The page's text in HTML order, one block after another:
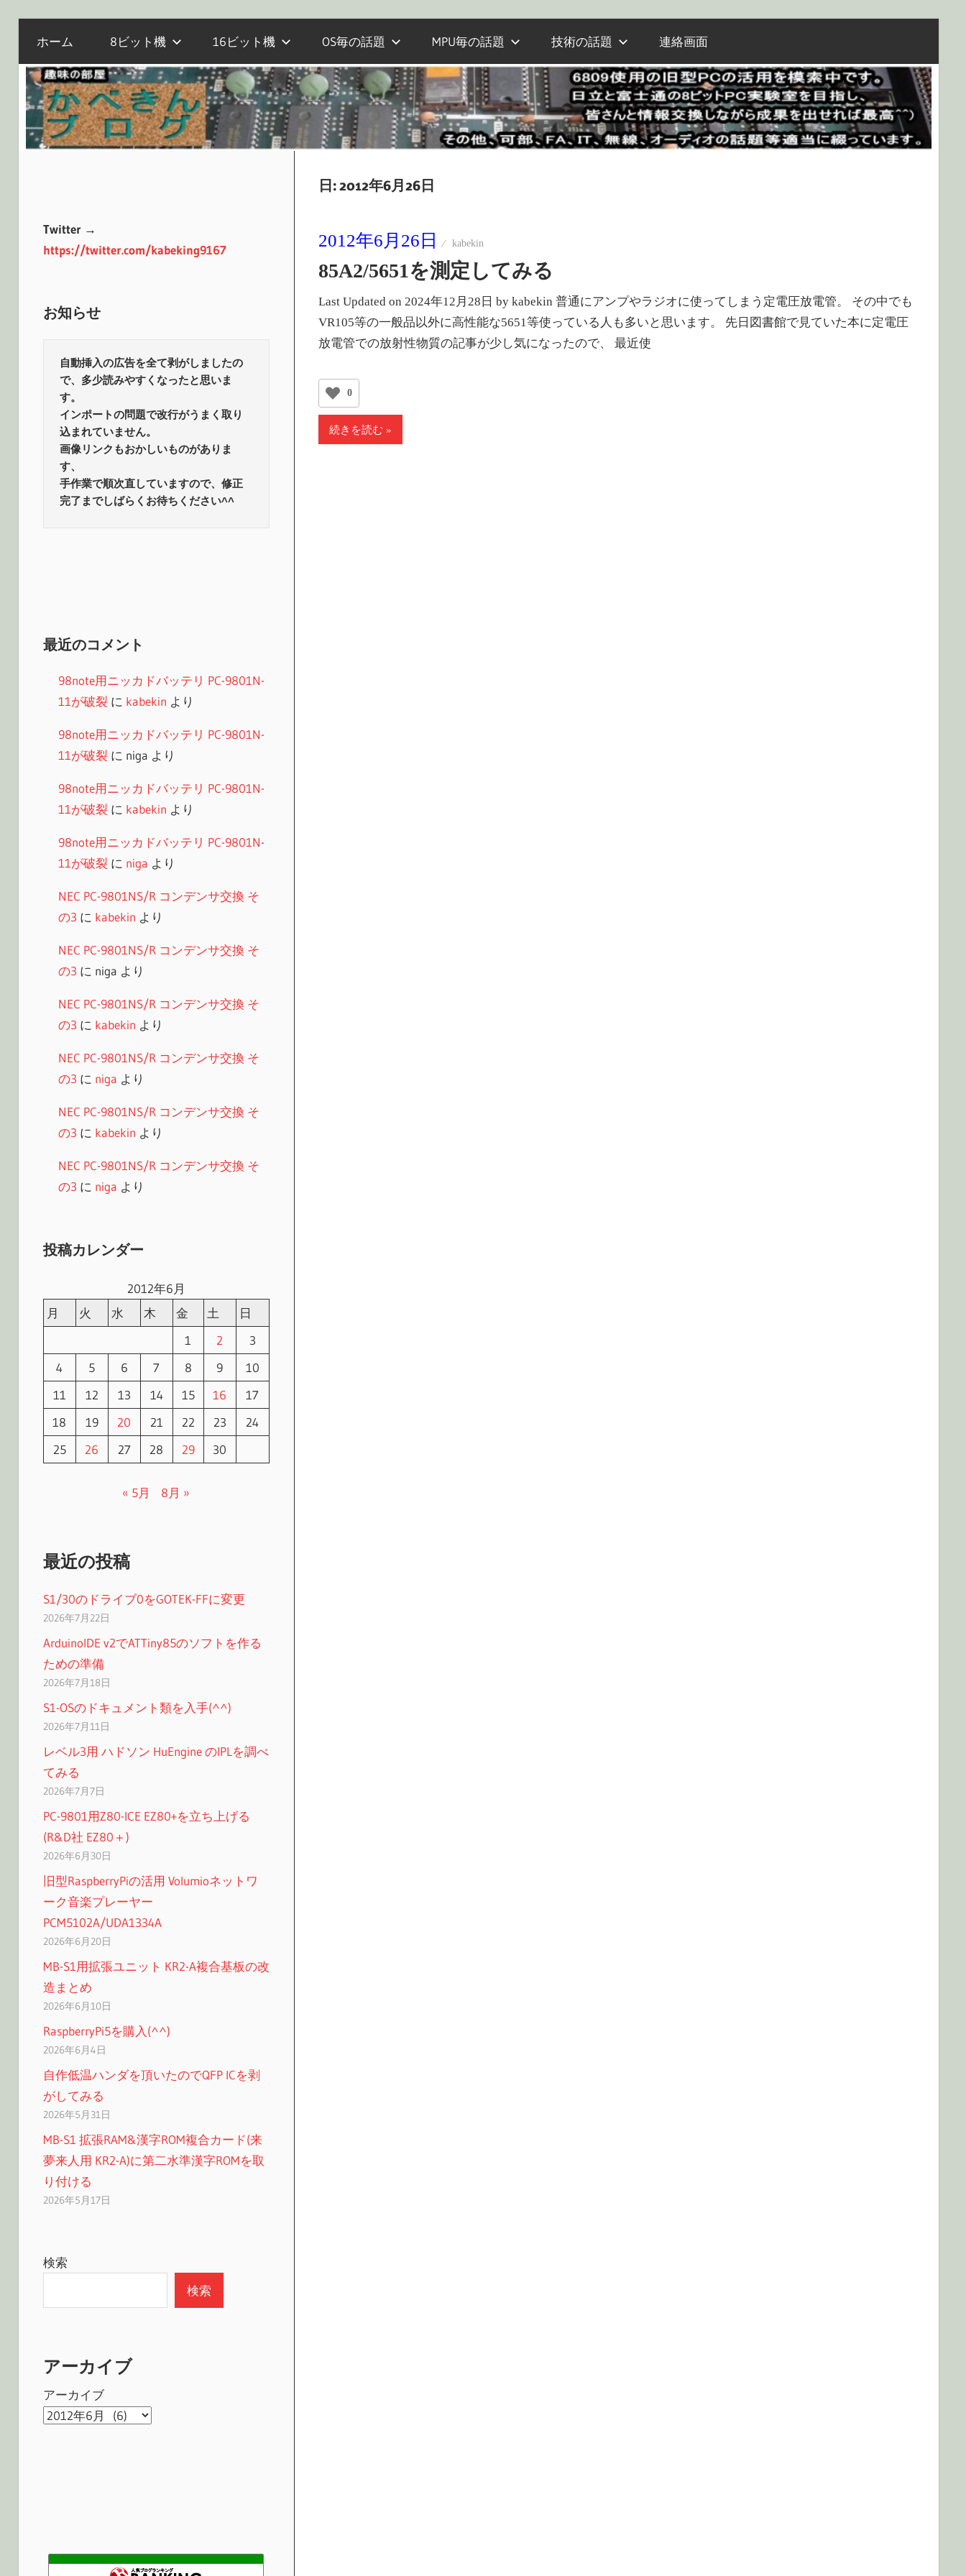
テ
ン
ツ
へ
ス
か
べ
き
ブ
ロ
工
作
と
マ
イ
ホーム 8ビット機 16ビット機 OS毎の話題 MPU毎の話題 技術の話題 連絡画面
日:2012年6月26日
2012年6月26日 kabekin
85A2/5651を測定してみる
Last Updated on 2024年12月28日 by kabekin 普通にアンプやラジオに使ってしまう定電圧放電管。 その中でも
VR105等の一般品以外に高性能な5651等使っている人も多いと思います。 先日図書館で見ていた本に定電圧
放電管での放射性物質の記事が少し気になったので、 最近使
0
続きを読む
Twitter →
https://twitter.com/kabeking9167
お知らせ
自動挿入の広告を全て剥がしましたの
で、多少読みやすくなったと思いま
す。
インポートの問題で改行がうまく取り
込まれていません。
画像リンクもおかしいものがありま
す、
手作業で順次直していますので、修正
完了までしばらくお待ちください^^
最近のコメント
98note用ニッカドバッテリ PC-9801N-
11が破裂に kabekin より
98note用ニッカドバッテリ PC-9801N-
11が破裂に niga より
98note用ニッカドバッテリ PC-9801N-
11が破裂に kabekin より
98note用ニッカドバッテリ PC-9801N-
11が破裂に niga より
NEC PC-9801NS/R コンデンサ交換 そ
の3 に kabekin より
NEC PC-9801NS/R コンデンサ交換 そ
の3 に niga より
NEC PC-9801NS/R コンデンサ交換 そ
の3 に kabekin より
NEC PC-9801NS/R コンデンサ交換 そ
の3 に niga より
NEC PC-9801NS/R コンデンサ交換 そ
の3 に kabekin より
NEC PC-9801NS/R コンデンサ交換 そ
の3 に niga より
投稿カレンダー
2012年6月
月
火 水 木 金 土
日
1
2
3
4
5 6 7 8 9
10
11
12 13 14 15 16
17
18
19 20 21 22 23
24
25
26 27 28 29 30
« 5月 8月 »
最近の投稿
S1/30のドライブ0をGOTEK-FFに変更
2026年7月22日
ArduinoIDE v2でATTiny85のソフトを作る
ための準備
2026年7月18日
S1-OSのドキュメント類を入手(^^)
2026年7月11日
レベル3用 ハドソン HuEngine のIPLを調べ
てみる
2026年7月7日
PC-9801用Z80-ICE EZ80+を立ち上げる
(R&D社 EZ80＋)
2026年6月30日
旧型RaspberryPiの活用 Volumioネットワ
ーク音楽プレーヤー
PCM5102A/UDA1334A
2026年6月20日
MB-S1用拡張ユニット KR2-A複合基板の改
造まとめ
2026年6月10日
RaspberryPi5を購入(^^)
2026年6月4日
自作低温ハンダを頂いたのでQFP ICを剥
がしてみる
2026年5月31日
MB-S1 拡張RAM&漢字ROM複合カード(来
夢来人用 KR2-A)に第二水準漢字ROMを取
り付ける
2026年5月17日
検索
検索
アーカイブ
アーカイブ